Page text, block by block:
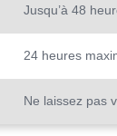
Jusqu’à 48
24 heures
Ne laissez pas